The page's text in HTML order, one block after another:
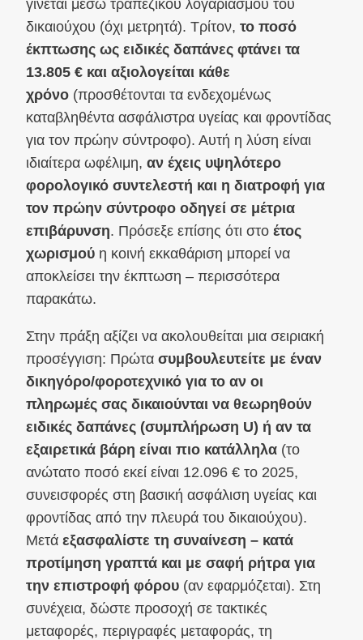
γίνεται μέσω τραπεζικού λογαριασμού του
δικαιούχου (όχι μετρητά). Τρίτον, το ποσό
έκπτωσης ως ειδικές δαπάνες φτάνει τα
13.805 € και αξιολογείται κάθε
χρόνο (προσθέτονται τα ενδεχομένως
καταβληθέντα ασφάλιστρα υγείας και φροντίδας
για τον πρώην σύντροφο). Αυτή η λύση είναι
ιδιαίτερα ωφέλιμη, αν έχεις υψηλότερο
φορολογικό συντελεστή και η διατροφή για
τον πρώην σύντροφο οδηγεί σε μέτρια
επιβάρυνση. Πρόσεξε επίσης ότι στο έτος
χωρισμού η κοινή εκκαθάριση μπορεί να
αποκλείσει την έκπτωση – περισσότερα
παρακάτω.
Στην πράξη αξίζει να ακολουθείται μια σειριακή
προσέγγιση: Πρώτα συμβουλευτείτε με έναν
δικηγόρο/φοροτεχνικό για το αν οι
πληρωμές σας δικαιούνται να θεωρηθούν
ειδικές δαπάνες (συμπλήρωση U) ή αν τα
εξαιρετικά βάρη είναι πιο κατάλληλα (το
ανώτατο ποσό εκεί είναι 12.096 € το 2025,
συνεισφορές στη βασική ασφάλιση υγείας και
φροντίδας από την πλευρά του δικαιούχου).
Μετά εξασφαλίστε τη συναίνεση – κατά
προτίμηση γραπτά και με σαφή ρήτρα για
την επιστροφή φόρου (αν εφαρμόζεται). Στη
συνέχεια, δώστε προσοχή σε τακτικές
μεταφορές, περιγραφές μεταφοράς, τη